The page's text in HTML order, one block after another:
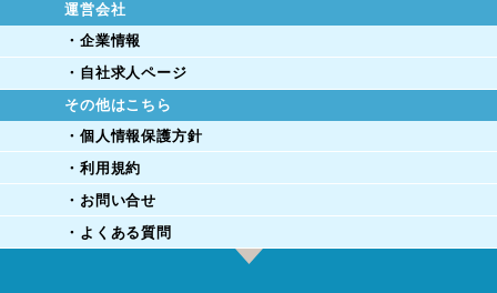
運営会社
・企業情報
・自社求人ページ
その他はこちら
・個人情報保護方針
・利用規約
・お問い合せ
・よくある質問